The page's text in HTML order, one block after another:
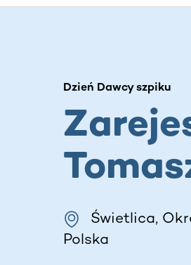
Dzień Dawcy szpiku
Świetlica,
Polska